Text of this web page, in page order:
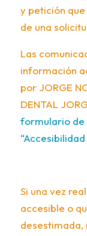
y petición
de una
Las
información
por JORGE
DENTAL
formulario de
Si una vez
accesible o
desestimada,